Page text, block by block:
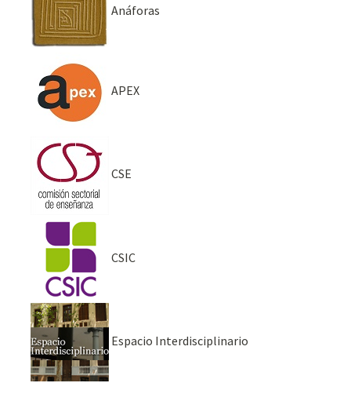
Anáforas
APEX
CSE
CSIC
Espacio Interdisciplinario